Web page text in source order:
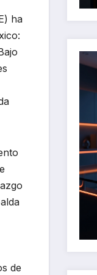
ha
de